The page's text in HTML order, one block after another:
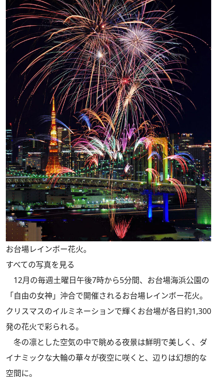
お台場レインボー花火。
すべての写真を見る
12月の毎週土曜日午後7時から5分間、お台場海浜公園の
「自由の女神」沖合で開催されるお台場レインボー花火。
クリスマスのイルミネーションで輝くお台場が各日約1,300
発の花火で彩られる。
冬の凛とした空気の中で眺める夜景は鮮明で美しく、ダ
イナミックな大輪の華々が夜空に咲くと、辺りは幻想的な
空間に。